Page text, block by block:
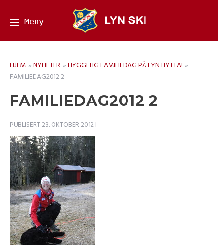
HJEM »NYHETER »HYGGELIG FAMILIEDAG PÅ LYN HYTTA! »
FAMILIEDAG2012 2
FAMILIEDAG2012 2
PUBLISERT23. OKTOBER 2012I